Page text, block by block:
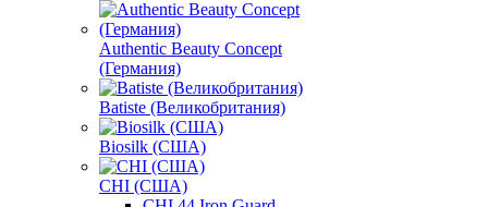
Authentic Beauty Concept
(Германия)
Batiste (Великобритания)
Biosilk (США)
CHI (США)